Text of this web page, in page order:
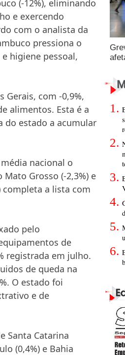
(-12%), eliminando
e exercendo
com o analista da
pressiona o
higiene pessoal,
Gerais, com -0,9%,
alimentos. Esta é a
do estado a acumular
nacional o
Mato Grosso (-2,3%) e
completa a lista com
pelo
de
registrada em julho.
de queda na
O estado foi
e de
Santa Catarina
(0,4%) e Bahia